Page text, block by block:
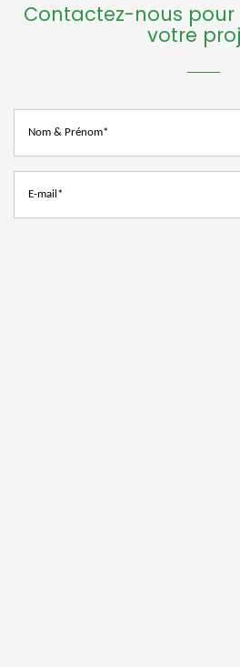
Contactez-nous
votre